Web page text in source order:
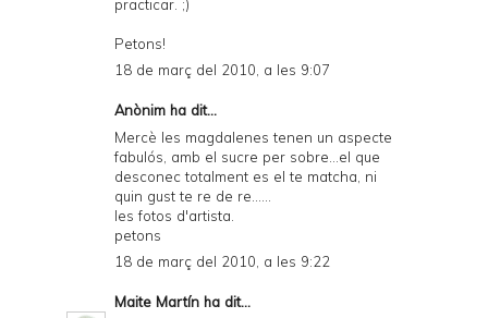
practicar. ;)
Petons!
18 de març del 2010, a les 9:07
Anònim ha dit...
Mercè les magdalenes tenen un aspecte
fabulós, amb el sucre per sobre...el que
desconec totalment es el te matcha, ni
quin gust te re de re......
les fotos d'artista.
petons
18 de març del 2010, a les 9:22
Maite Martín ha dit...